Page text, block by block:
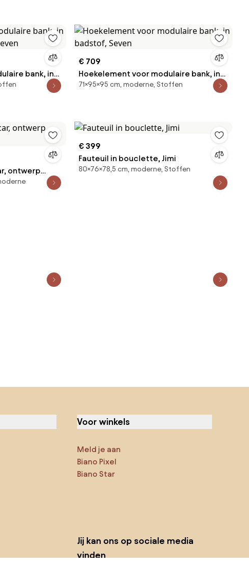
bank, in
€ 709
Hoekelement voor modulaire bank, in
badstof, Seven
71×95×95 cm, moderne, Stoffen
ontwerp
€ 399
Fauteuil in bouclette, Jimi
80×76×78,5 cm, moderne, Stoffen
Voor winkels
Meld je aan
Biano Pixel
Biano Star
Jij kan ons op sociale media
vinden